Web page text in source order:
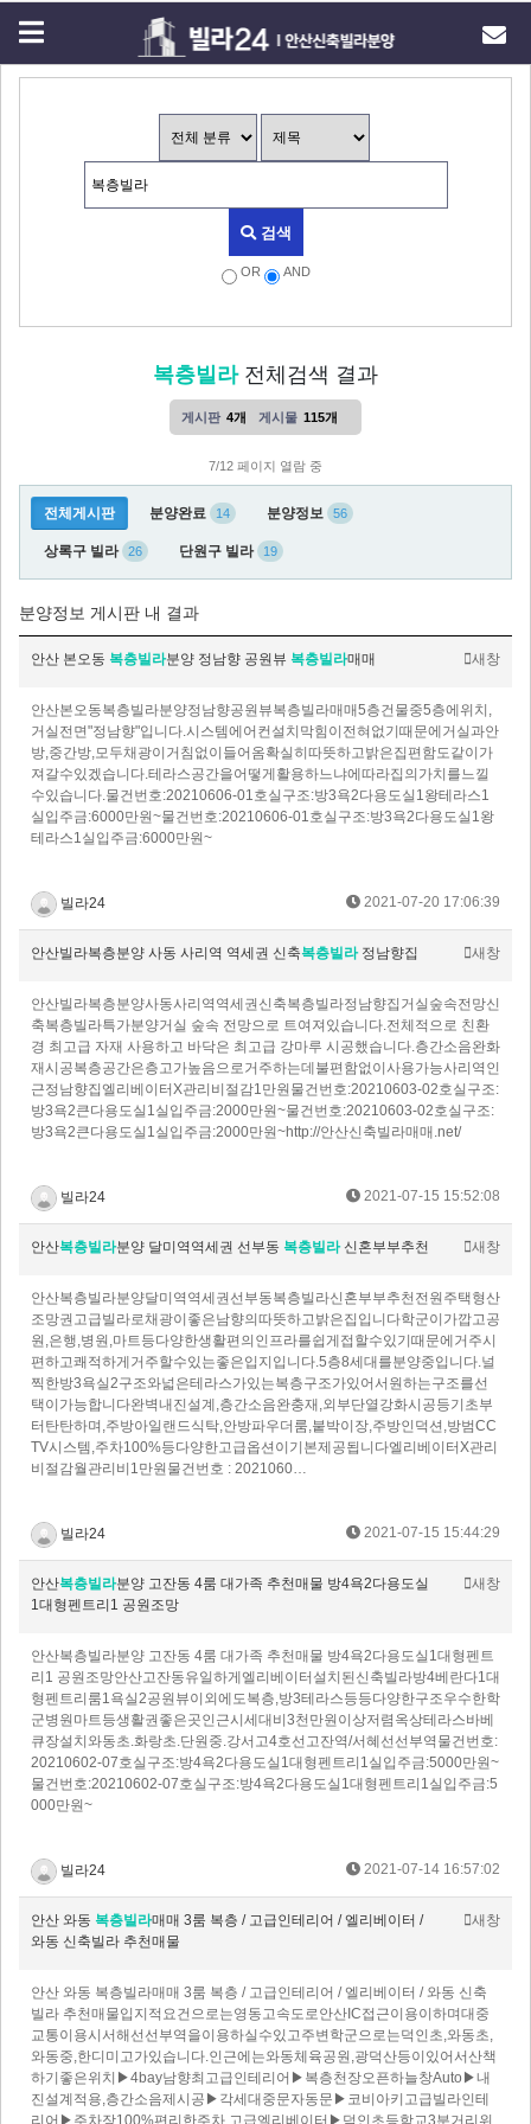
검색
OR AND
복층빌라전체검색 결과
게시판 4개 게시물 115개
7/12 페이지 열람 중
전체게시판 분양완료 14 분양정보 56
상록구 빌라 26 단원구 빌라 19
분양정보 게시판 내 결과
안산 본오동 복층빌라분양 정남향 공원뷰 복층빌라매매 새창
안산본오동복층빌라분양정남향공원뷰복층빌라매매5층건물중5층에위치,
거실전면"정남향"입니다.시스템에어컨설치막힘이전혀없기때문에거실과안
방,중간방,모두채광이거침없이들어옴확실히따뜻하고밝은집편함도같이가
져갈수있겠습니다.테라스공간을어떻게활용하느냐에따라집의가치를느낄
수있습니다.물건번호:20210606-01호실구조:방3욕2다용도실1왕테라스1
실입주금:6000만원~물건번호:20210606-01호실구조:방3욕2다용도실1왕
테라스1실입주금:6000만원~
빌라24 2021-07-20 17:06:39
안산빌라복층분양 사동 사리역 역세권 신축복층빌라정남향집 새창
안산빌라복층분양사동사리역역세권신축복층빌라정남향집거실숲속전망신
축복층빌라특가분양거실 숲속 전망으로 트여져있습니다.전체적으로 친환
경 최고급 자재 사용하고 바닥은 최고급 강마루 시공했습니다.층간소음완화
재시공​복층공간은층고가높음으로거주하는데불편함없이사용가능​사리역인
근정남향집엘리베이터X관리비절감1만원물건번호:20210603-02호실구조:
방3욕2큰다용도실1실입주금:2000만원~물건번호:20210603-02호실구조:
방3욕2큰다용도실1실입주금:2000만원~http://안산신축빌라매매.net/
빌라24 2021-07-15 15:52:08
안산복층빌라분양 달미역역세권 선부동 복층빌라신혼부부추천 새창
안산복층빌라분양달미역역세권선부동복층빌라신혼부부추천전원주택형산
조망권고급빌라로채광이좋은남향의따뜻하고밝은집입니다학군이가깝고공
원,은행,병원,마트등다양한생활편의인프라를쉽게접할수있기때문에거주시
편하고쾌적하게거주할수있는좋은입지입니다.5층8세대를분양중입니다.널
찍한방3욕실2구조와넓은테라스가있는복층구조가있어서원하는구조를선
택이가능합니다완벽내진설계,층간소음완충재,외부단열강화시공등기초부
터탄탄하며,주방아일랜드식탁,안방파우더룸,붙박이장,주방인덕션,방범CC
TV시스템,주차100%등다양한고급옵션이기본제공됩니다엘리베이터X관리
비절감월관리비1만원물건번호 : 2021060…
빌라24 2021-07-15 15:44:29
안산복층빌라분양 고잔동 4룸 대가족 추천매물 방4욕2다용도실
1대형펜트리1 공원조망
새창
안산복층빌라분양 고잔동 4룸 대가족 추천매물 방4욕2다용도실1대형펜트
리1 공원조망안산고잔동유일하게엘리베이터설치된신축빌라방4베란다1대
형펜트리룸1욕실2공원뷰이외에도복층,방3테라스등등다양한구조우수한학
군병원마트등생활권좋은곳인근시세대비3천만원이상저렴옥상테라스바베
큐장설치와동초.화랑초.단원중.강서고4호선고잔역/서혜선선부역물건번호:
20210602-07호실구조:방4욕2다용도실1대형펜트리1실입주금:5000만원~
물건번호:20210602-07호실구조:방4욕2다용도실1대형펜트리1실입주금:5
000만원~
빌라24 2021-07-14 16:57:02
안산 와동 복층빌라매매 3룸 복층 / 고급인테리어 / 엘리베이터 /
와동 신축빌라 추천매물
새창
안산 와동 복층빌라매매 3룸 복층 / 고급인테리어 / 엘리베이터 / 와동 신축
빌라 추천매물입지적요건으로는영동고속도로안산IC접근이용이하며대중
교통이용시서해선선부역을이용하실수있고주변학군으로는덕인초,와동초,
와동중,한디미고가있습니다.인근에는와동체육공원,광덕산등이있어서산책
하기좋은위치​▶4bay남향최고급인테리어▶복층천장오픈하늘창Auto▶내
진설계적용,층간소음제시공▶각세대중문자동문▶코비아키고급빌라인테